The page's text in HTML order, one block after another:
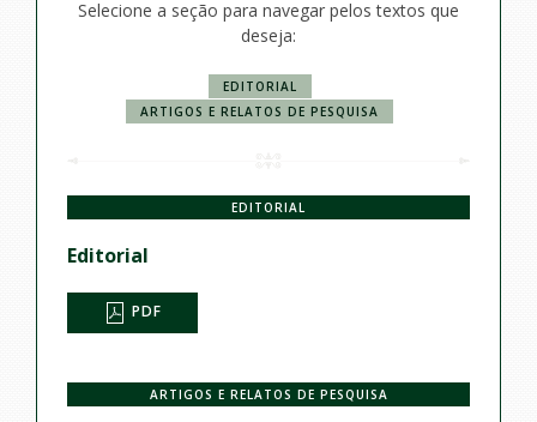
Selecione a seção para navegar pelos textos que
deseja:
EDITORIAL
ARTIGOS E RELATOS DE PESQUISA
EDITORIAL
Editorial
PDF
ARTIGOS E RELATOS DE PESQUISA